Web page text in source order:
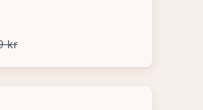
kr